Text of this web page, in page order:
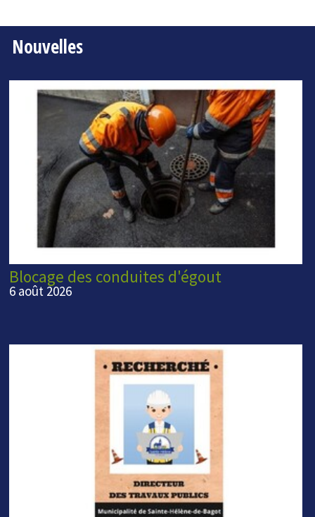
Nouvelles
Blocage des conduites d'égout
6 août 2026